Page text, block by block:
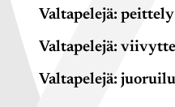
Valtapelejä: peittely
Valtapelejä:
Valtapelejä: juoruilu